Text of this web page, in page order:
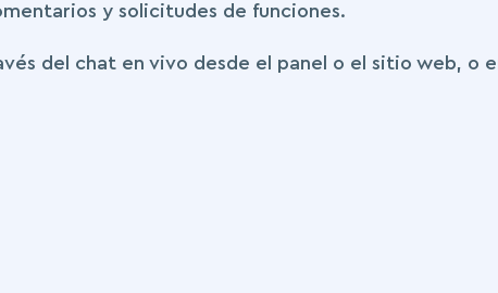
y solicitudes de funciones.
del chat en vivo desde el panel o el sitio web, o